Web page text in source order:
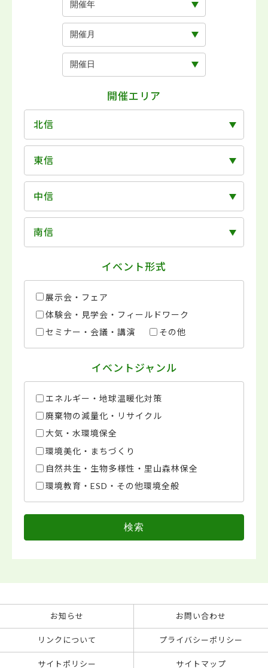
開催エリア
北信
東信
中信
南信
イベント形式
展示会・フェア
体験会・見学会・フィールドワーク
セミナー・会議・講演
その他
イベントジャンル
エネルギー・地球温暖化対策
廃棄物の減量化・リサイクル
大気・水環境保全
環境美化・まちづくり
自然共生・生物多様性・里山森林保全
環境教育・ESD・その他環境全般
検索
お知らせ お問い合わせ
リンクについて プライバシーポリシー
サイトポリシー サイトマップ